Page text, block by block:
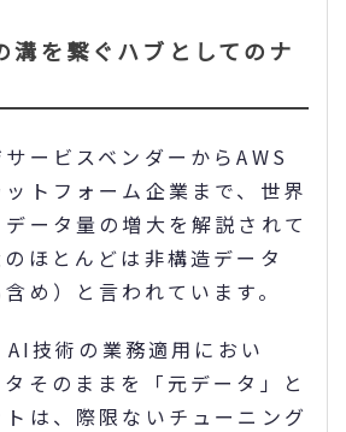
溝を繋ぐハブとしてのナ
ービスベンダーからAWS
トフォーム企業まで、世界
ータ量の増大を解説されて
ほとんどは非構造データ
め）と言われています。
技術の業務適用におい
そのままを「元データ」と
は、際限ないチューニング